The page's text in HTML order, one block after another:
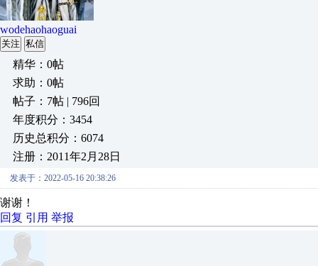
wodehaohaoguai
关注 私信
精华：0帖
求助：0帖
帖子：7帖 | 796回
年度积分：3454
历史总积分：6074
注册：2011年2月28日
发表于：2022-05-16 20:38:26
谢谢！
回复 引用 举报